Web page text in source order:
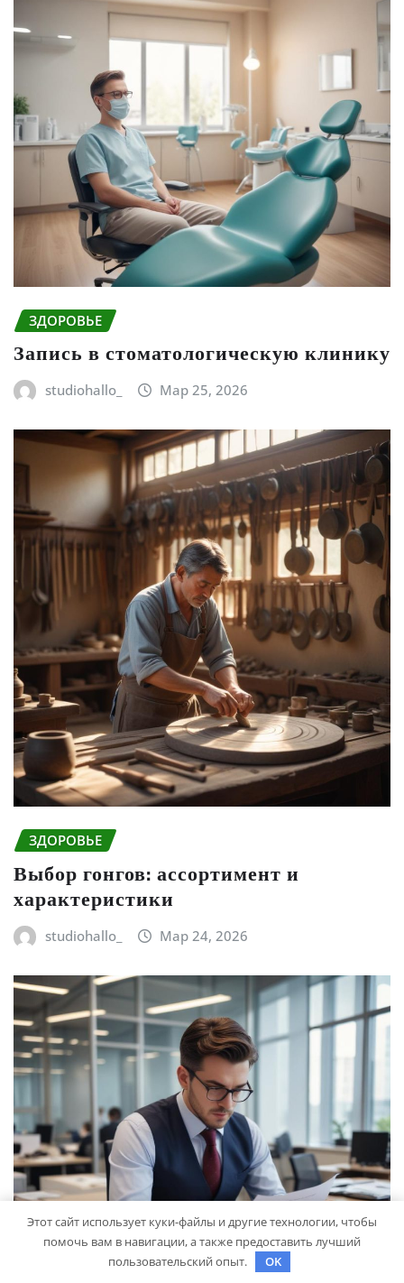
ЗДОРОВЬЕ
Запись в стоматологическую клинику
studiohallo_ Мар 25, 2026
ЗДОРОВЬЕ
Выбор гонгов: ассортимент и
характеристики
studiohallo_ Мар 24, 2026
Этот сайт использует куки-файлы и другие технологии, чтобы
помочь вам в навигации, а также предоставить лучший
пользовательский опыт.
OK